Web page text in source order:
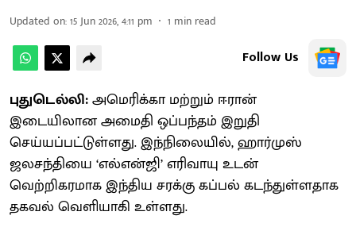
Updated on:15 Jun 2026, 4:11 pm 1 min read
Follow Us
புதுடெல்லி:அமெரிக்கா மற்றும் ஈரான்
இடையிலான அமைதி ஒப்பந்தம் இறுதி
செய்யப்பட்டுள்ளது. இந்நிலையில், ஹார்முஸ்
ஜலசந்தியை ‘எல்என்ஜி’ எரிவாயு உடன்
வெற்றிகரமாக இந்திய சரக்கு கப்பல் கடந்துள்ளதாக
தகவல் வெளியாகி உள்ளது.